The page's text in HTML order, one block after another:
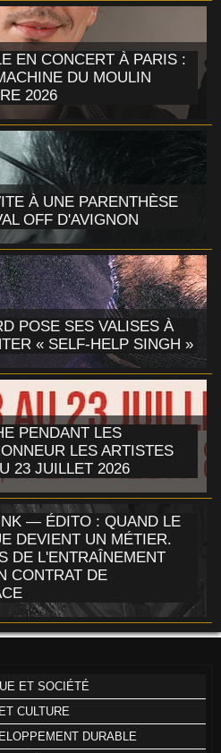
EN CONCERT À PARIS :
DU MOULIN
2026
À UNE PARENTHÈSE
OFF D'AVIGNON
POSE SES VALISES À
« SELF-HELP SINGH »
PENDANT LES
LES ARTISTES
23 JUILLET 2026
— ÉDITO : QUAND LE
DEVIENT UN MÉTIER.
DE L'ENTRAÎNEMENT
CONTRAT DE
ET SOCIÉTÉ
CULTURE
DURABLE